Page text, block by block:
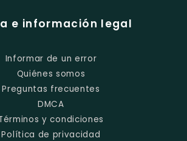
e información legal
Informar de un error
Quiénes somos
Preguntas frecuentes
DMCA
y condiciones
Política de privacidad